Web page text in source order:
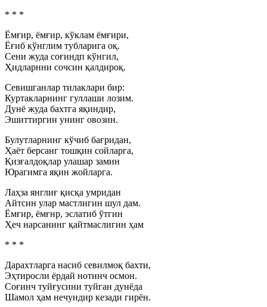
* * *
Ёмғир, ёмғир, кўклам ёмғири,
Ёғиб кўнглим тубларига оқ.
Сени жуда соғиндп кўнгил,
Ҳидларнни сочсин қалдироқ.
Севишганлар тилаклари бир:
Куртакларнинг гуллаши лозим.
Дунё жуда бахтга яқиндир,
Эшиттиргин унинг овозин.
Булутларнинг кўчиб бағридан,
Ҳаёт берсанг тошқин сойларга,
Қизғалдоқлар улашар замин
Юрагимга яқин жойларга.
Лаҳза янглиғ қисқа умридан
Айтсин улар мастлигин шул дам.
Ёмғир, ёмғнр, эслатиб ўтгин
Ҳеч нарсанинг қайтмаслигин ҳам
* * *
Дарахтларга насиб севилмоқ бахти,
Эҳтиросли ёрдай нотинч осмон.
Соғинч туйғусини туйган дунёда
Шамол ҳам нечундир кезади гирён.